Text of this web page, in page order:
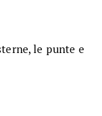
le punte e